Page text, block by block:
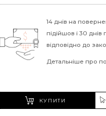
14 днів на
підійшов і 30 днів
відповідно до
Детальніше про
КУПИТИ